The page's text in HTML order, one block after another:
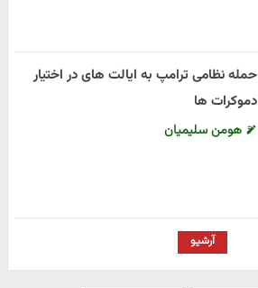
حمله نظامی ترامپ به ایالت های در اختیار
دموکرات ها
هومن سلیمیان
آرشیو